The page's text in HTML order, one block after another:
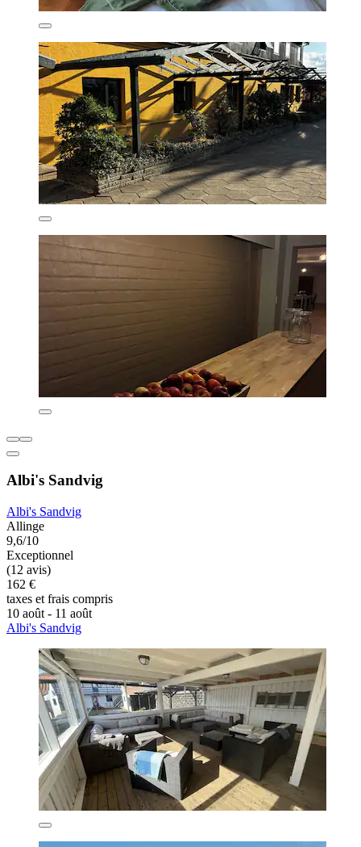
Albi's Sandvig
Albi's Sandvig
Allinge
9,6/10
Exceptionnel
(12 avis)
162 €
taxes et frais compris
10 août - 11 août
Albi's Sandvig